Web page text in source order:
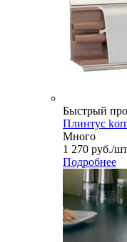
Быстрый
Плинтус
Много
1 270 руб./шт
Подробнее